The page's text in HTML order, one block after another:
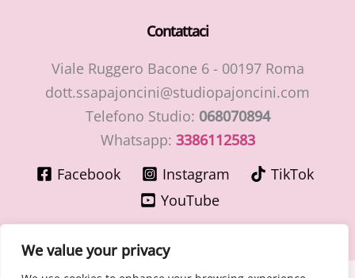
We value your privacy
Contattaci
Viale Ruggero Bacone 6 - 00197 Roma
dott.ssapajoncini@studiopajoncini.com
Telefono Studio: 068070894
Whatsapp: 3386112583
Facebook
Instagram
TikTok
YouTube